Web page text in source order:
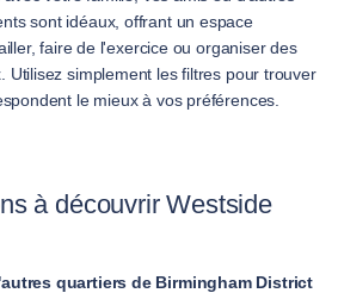
sont idéaux, offrant un espace
faire de l'exercice ou organiser des
Utilisez simplement les filtres pour trouver
le mieux à vos préférences.
à découvrir Westside
quartiers de Birmingham District